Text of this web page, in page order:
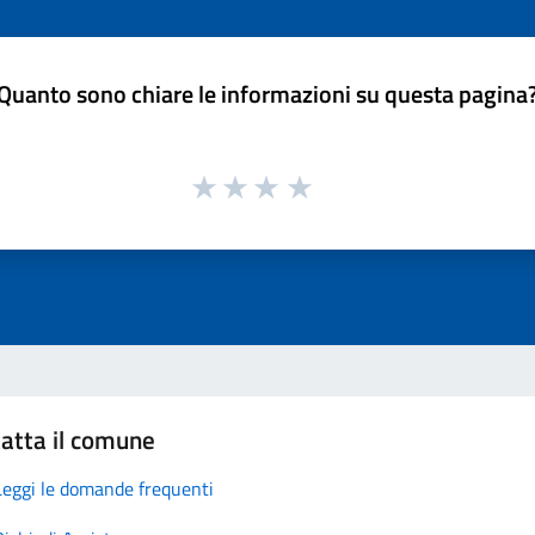
sono chiare le informazioni su questa
il comune
le domande frequenti